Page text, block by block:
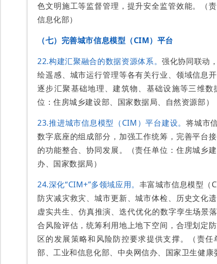
色文明施工等监督管理，提升安全监管效能。（
信息化部）
（七）完善城市信息模型（CIM）平台
22.构建汇聚融合的数据资源体系。强化协同联动
绘遥感、城市运行管理等各有关行业、领域信息
逐步汇聚基础地理、建筑物、基础设施等三维
位：住房城乡建设部、国家数据局、自然资源部）
23.推进城市信息模型（CIM）平台建设。将城市
数字底座的组成部分，加强工作统筹，完善平台
的功能整合、协同发展。（责任单位：住房城乡
办、国家数据局）
24.深化“CIM+”多领域应用。 丰富城市信息模型（
防灾减灾救灾、城市更新、城市体检、历史文化
虚实共生、仿真推演、迭代优化的数字孪生场景
合风险评估，统筹利用地上地下空间，合理划定
区的发展策略和风险防控要求提供支撑。（责
部、工业和信息化部、中央网信办、国家卫生健康